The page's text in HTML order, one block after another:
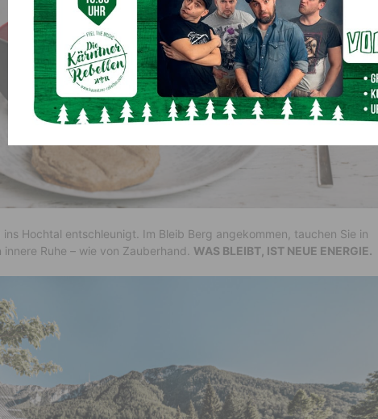
ins Hochtal entschleunigt. Im Bleib Berg angekommen, tauchen Sie in
Ruhe – wie von Zauberhand. WAS BLEIBT, IST NEUE ENERGIE.